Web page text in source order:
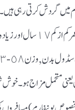
میں گردش کرتی رہی
متحمل مزاج ہو۔ خوش